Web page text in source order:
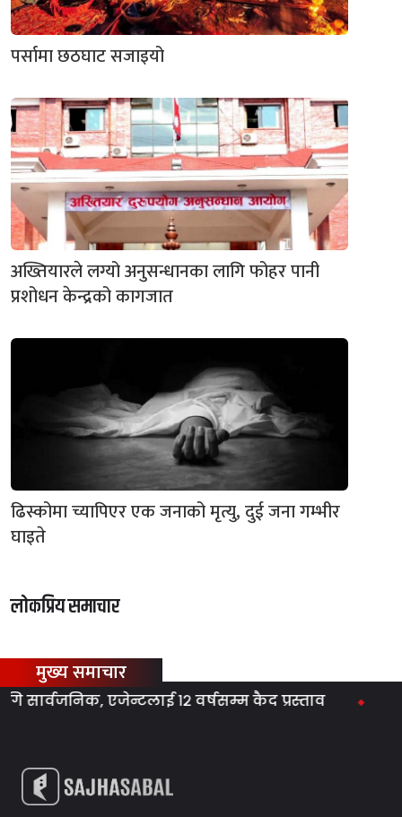
पर्सामा छठघाट सजाइयो
अख्तियारले लग्यो अनुसन्धानका लागि फोहर पानी
प्रशोधन केन्द्रको कागजात
ढिस्कोमा च्यापिएर एक जनाको मृत्यु, दुई जना गम्भीर
घाइते
लोकप्रिय समाचार
मुख्य समाचार
एजेन्टलाई १२ वर्षसम्म कैद प्रस्ताव ग्यास